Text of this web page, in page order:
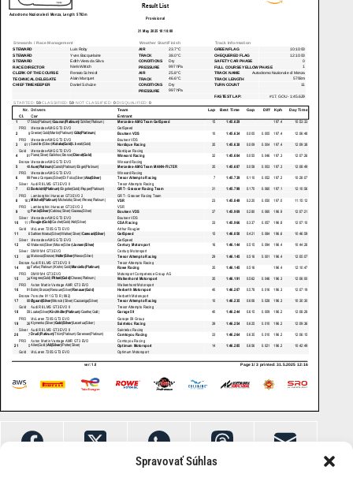
Spravovať Súhlas